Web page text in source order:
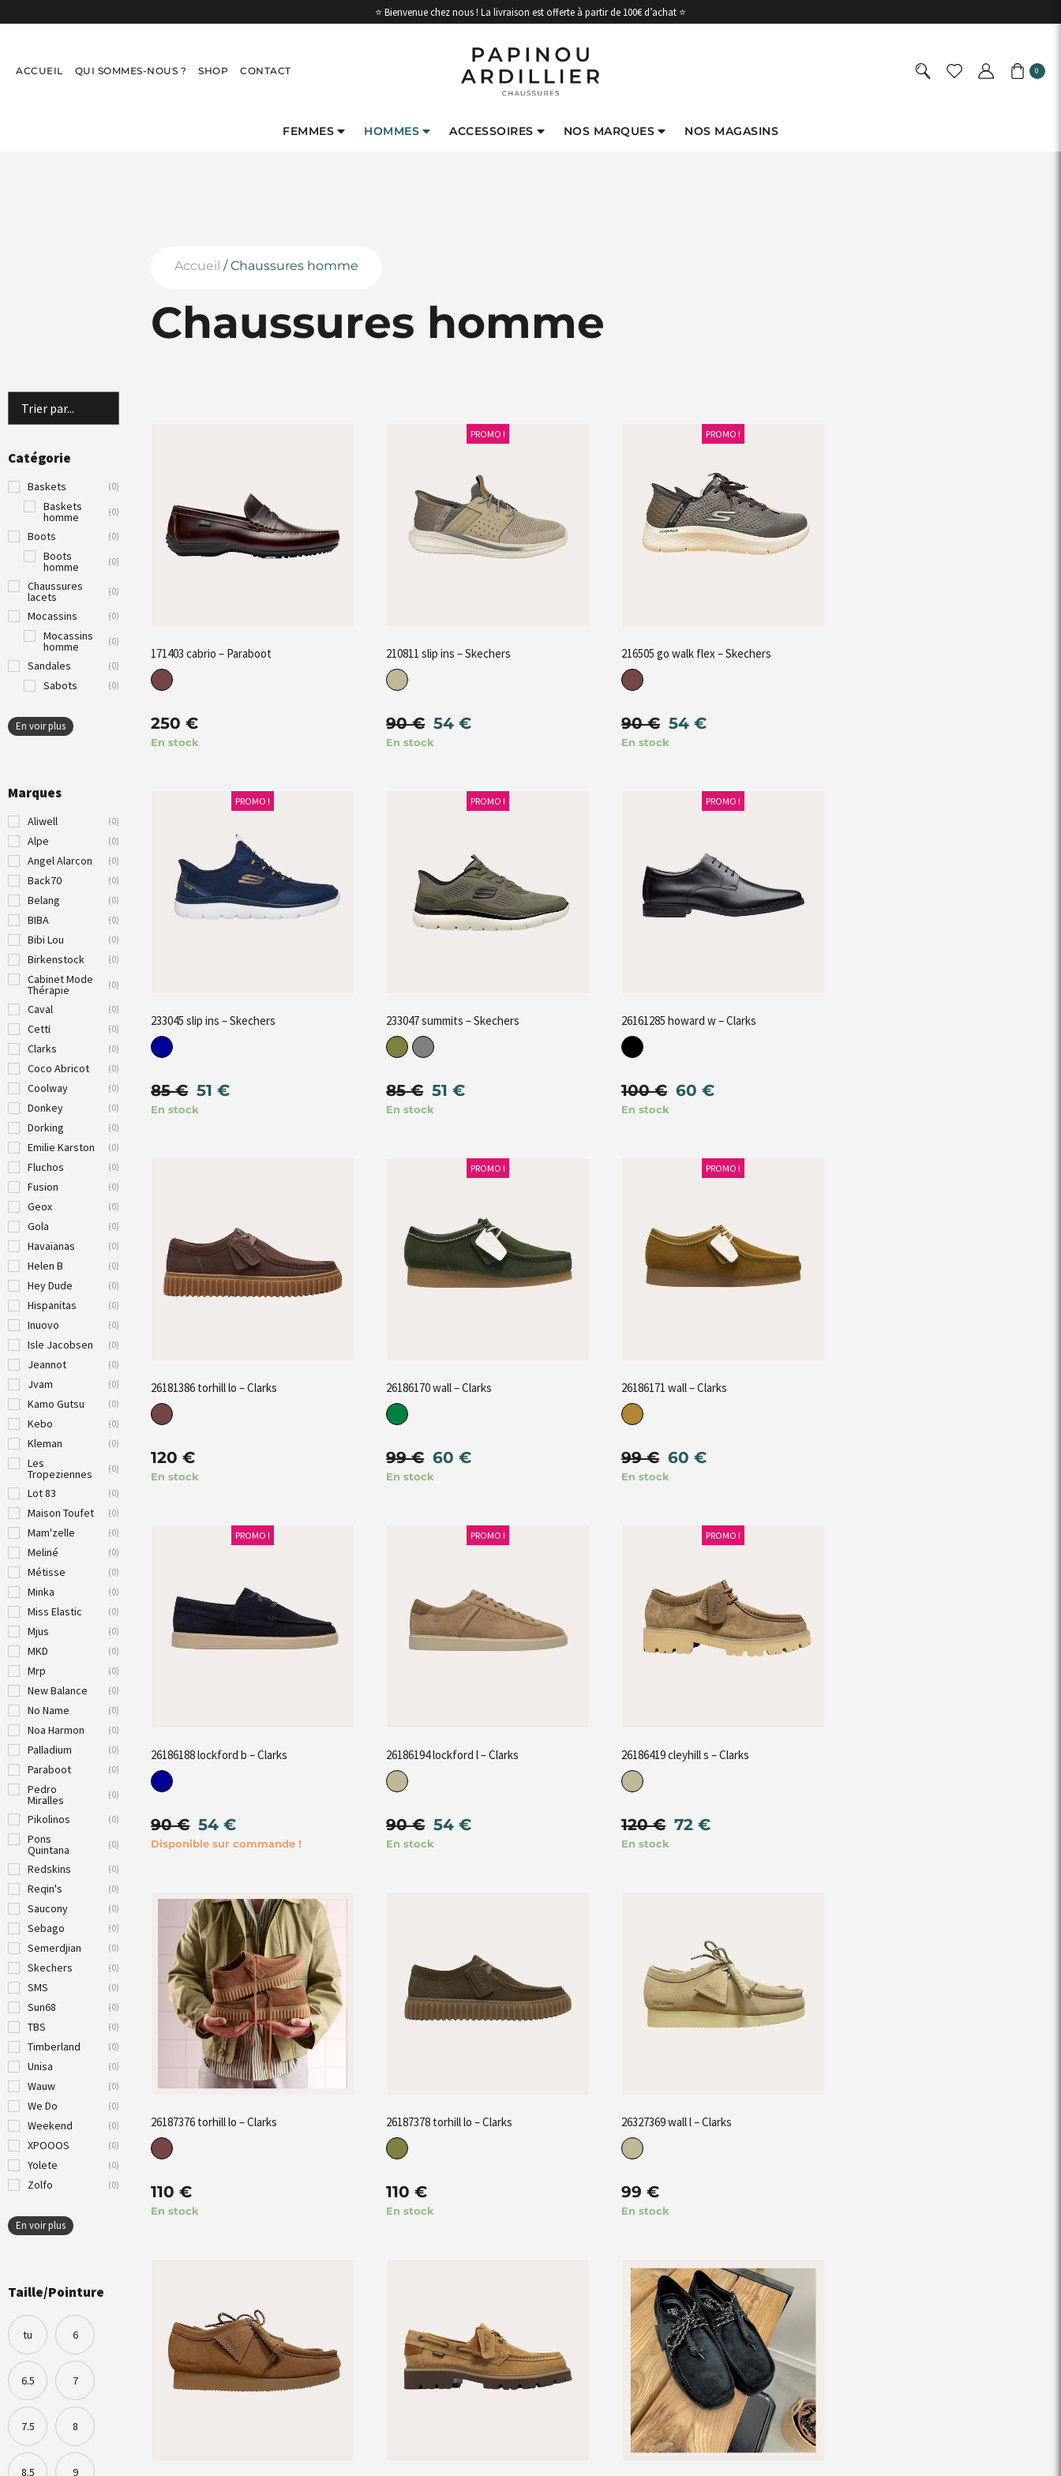
⭐ Bienvenue chez nous ! La livraison est offerte à partir de 100€ d’achat ⭐
ACCUEIL QUI SOMMES-NOUS ? SHOP CONTACT 0
FEMMES HOMMES ACCESSOIRES NOS MARQUES NOS MAGASINS
Accueil / Chaussures homme
Chaussures homme
Catégorie
Baskets (0)
Baskets
homme (0)
Boots (0)
Boots
homme (0)
Chaussures
lacets (0)
Mocassins (0)
Mocassins
homme (0)
Sandales (0)
Sabots (0)
En voir plus
Marques
Aliwell (0)
Alpe (0)
Angel Alarcon (0)
Back70 (0)
Belang (0)
BIBA (0)
Bibi Lou (0)
Birkenstock (0)
Cabinet Mode
Thérapie (0)
Caval (0)
Cetti (0)
Clarks (0)
Coco Abricot (0)
Coolway (0)
Donkey (0)
Dorking (0)
Emilie Karston (0)
Fluchos (0)
Fusion (0)
Geox (0)
Gola (0)
Havaïanas (0)
Helen B (0)
Hey Dude (0)
Hispanitas (0)
Inuovo (0)
Isle Jacobsen (0)
Jeannot (0)
Jvam (0)
Kamo Gutsu (0)
Kebo (0)
Kleman (0)
Les
Tropeziennes (0)
Lot 83 (0)
Maison Toufet (0)
Mam'zelle (0)
Meliné (0)
Métisse (0)
Minka (0)
Miss Elastic (0)
Mjus (0)
MKD (0)
Mrp (0)
New Balance (0)
No Name (0)
Noa Harmon (0)
Palladium (0)
Paraboot (0)
Pedro
Miralles (0)
Pikolinos (0)
Pons
Quintana (0)
Redskins (0)
Reqin's (0)
Saucony (0)
Sebago (0)
Semerdjian (0)
Skechers (0)
SMS (0)
Sun68 (0)
TBS (0)
Timberland (0)
Unisa (0)
Wauw (0)
We Do (0)
Weekend (0)
XPOOOS (0)
Yolete (0)
Zolfo (0)
En voir plus
Taille/Pointure
tu 6
6.5 7
7.5 8
8.5 9
171403 cabrio – Paraboot
250€
En stock
PROMO !
210811 slip ins – Skechers
90€ 54€
En stock
PROMO !
216505 go walk flex – Skechers
90€ 54€
En stock
PROMO !
233045 slip ins – Skechers
85€ 51€
En stock
PROMO !
233047 summits – Skechers
85€ 51€
En stock
PROMO !
26161285 howard w – Clarks
100€ 60€
En stock
26181386 torhill lo – Clarks
120€
En stock
PROMO !
26186170 wall – Clarks
99€ 60€
En stock
PROMO !
26186171 wall – Clarks
99€ 60€
En stock
PROMO !
26186188 lockford b – Clarks
90€ 54€
Disponible sur commande !
PROMO !
26186194 lockford l – Clarks
90€ 54€
En stock
PROMO !
26186419 cleyhill s – Clarks
120€ 72€
En stock
26187376 torhill lo – Clarks
110€
En stock
26187378 torhill lo – Clarks
110€
En stock
26327369 wall l – Clarks
99€
En stock